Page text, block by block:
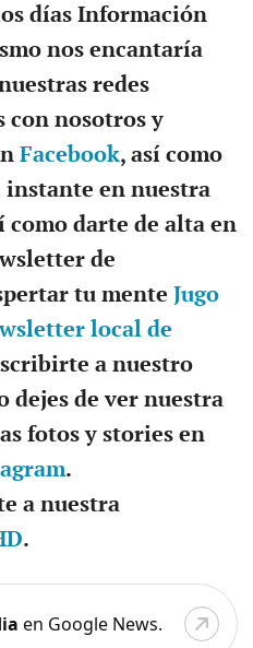
días Información
nos encantaría
redes
con nosotros y
Facebook, así como
en nuestra
como darte de alta en
de
tu mente Jugo
local de
a nuestro
dejes de ver nuestra
fotos y stories en
.
a nuestra
.
en Google News.